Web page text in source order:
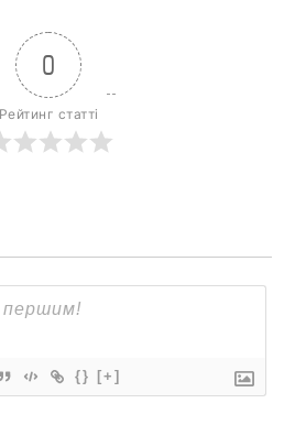
0
Рейтинг статті
{} [+]